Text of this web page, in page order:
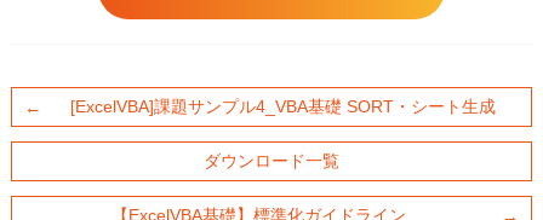
[ExcelVBA]課題サンプル4_VBA基礎 SORT・シート生成
ダウンロード一覧
【ExcelVBA基礎】標準化ガイドライン